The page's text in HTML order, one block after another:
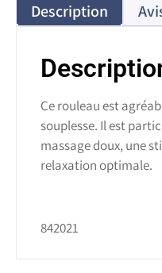
Description
Ce rouleau est
souplesse. Il est
massage doux, une
relaxation optimale.
842021